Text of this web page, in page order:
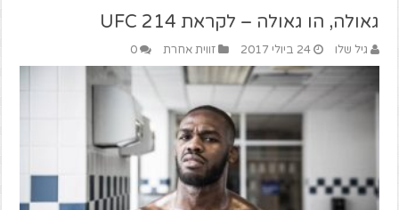
גאולה, הו גאולה – לקראת UFC 214
גיל שלו 24 ביולי 2017 זווית אחרת 0